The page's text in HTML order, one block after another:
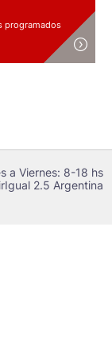
programados
a Viernes: 8-18 hs
2.5 Argentina